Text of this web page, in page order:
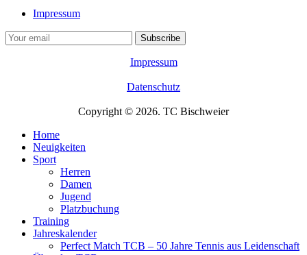
Impressum
Impressum
Datenschutz
Copyright © 2026. TC Bischweier
Home
Neuigkeiten
Sport
Herren
Damen
Jugend
Platzbuchung
Training
Jahreskalender
Perfect Match TCB – 50 Jahre Tennis aus Leidenschaft